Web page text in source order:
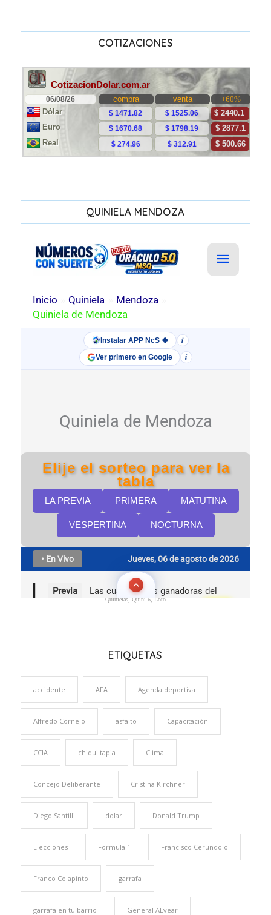
COTIZACIONES
QUINIELA MENDOZA
Quinielas, Quini 6, Loto
ETIQUETAS
accidente AFA Agenda deportiva
Alfredo Cornejo asfalto Capacitación
CCIA chiqui tapia Clima
Concejo Deliberante Cristina Kirchner
Diego Santilli dolar Donald Trump
Elecciones Formula 1 Francisco Cerúndolo
Franco Colapinto garrafa
garrafa en tu barrio General ALvear